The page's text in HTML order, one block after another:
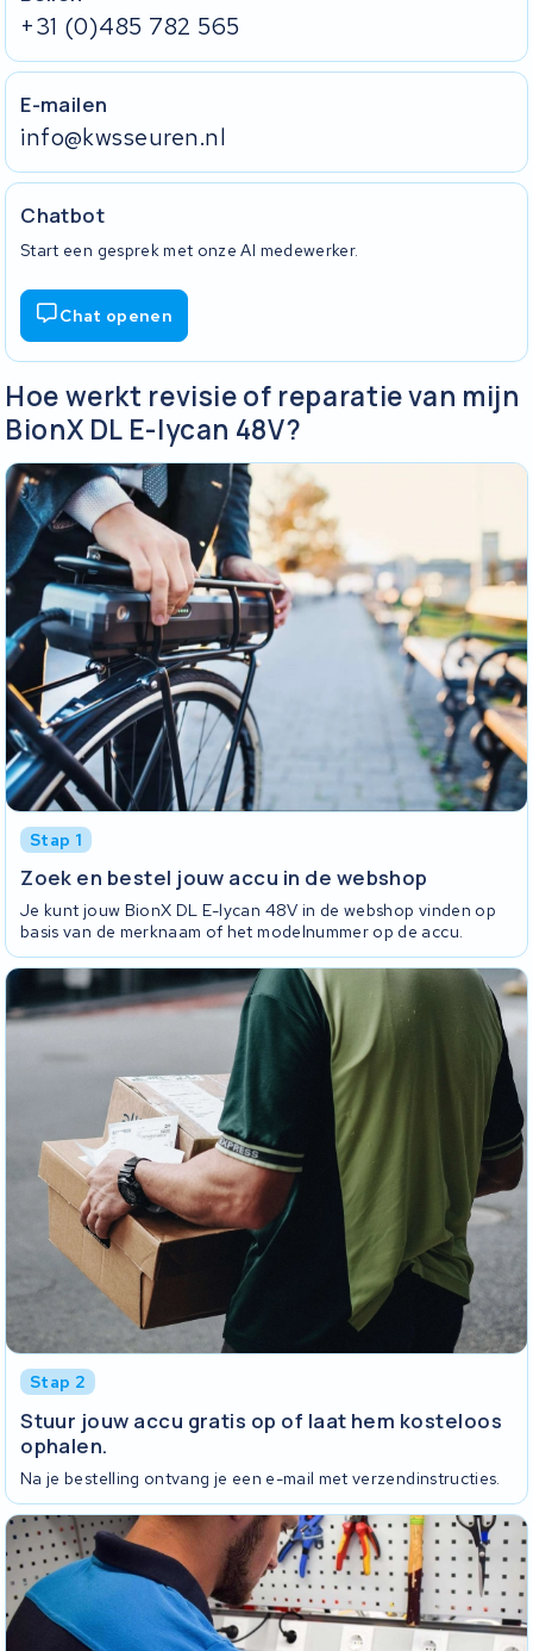
+31 (0)485 782 565
E-mailen
info@kwsseuren.nl
Chatbot
Start een gesprek met onze AI medewerker.
Chat openen
Hoe werkt revisie of reparatie van mijn
BionX DL E-lycan 48V?
Stap 1
Zoek en bestel jouw accu in de webshop
Je kunt jouw BionX DL E-lycan 48V in de webshop vinden op
basis van de merknaam of het modelnummer op de accu.
Stap 2
Stuur jouw accu gratis op of laat hem kosteloos
ophalen.
Na je bestelling ontvang je een e-mail met verzendinstructies.